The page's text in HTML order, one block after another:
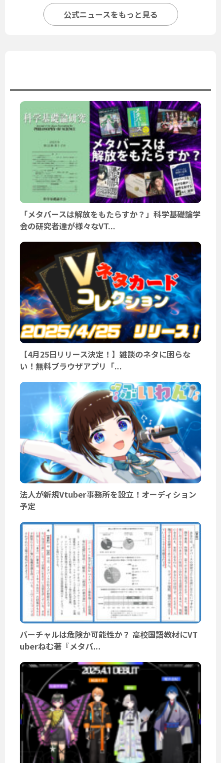
公式ニュースをもっと見る
「メタバースは解放をもたらすか？」科学基礎論学
会の研究者達が様々なVT...
【4月25日リリース決定！】雑談のネタに困らな
い！無料ブラウザアプリ「...
法人が新規Vtuber事務所を設立！オーディション
予定
バーチャルは危険か可能性か？ 高校国語教材にVT
uberねむ著『メタバ...